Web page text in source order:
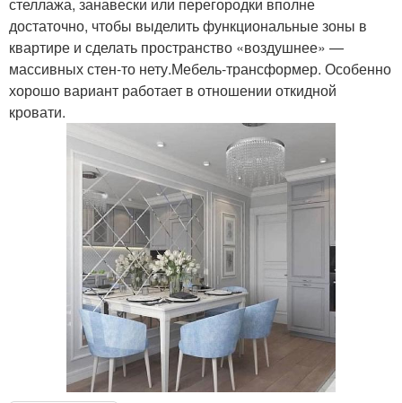
стеллажа, занавески или перегородки вполне
достаточно, чтобы выделить функциональные зоны в
квартире и сделать пространство «воздушнее» —
массивных стен-то нету.Мебель-трансформер. Особенно
хорошо вариант работает в отношении откидной
кровати.